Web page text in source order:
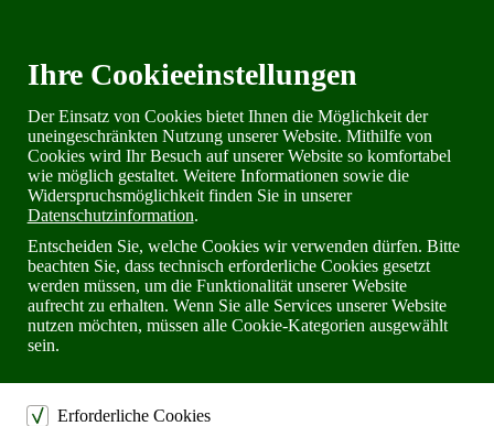
Ihre Cookieeinstellungen
Der Einsatz von Cookies bietet Ihnen die Möglichkeit der
uneingeschränkten Nutzung unserer Website. Mithilfe von
Cookies wird Ihr Besuch auf unserer Website so komfortabel
wie möglich gestaltet. Weitere Informationen sowie die
Widerspruchsmöglichkeit finden Sie in unserer
Datenschutzinformation.
Entscheiden Sie, welche Cookies wir verwenden dürfen. Bitte
beachten Sie, dass technisch erforderliche Cookies gesetzt
werden müssen, um die Funktionalität unserer Website
aufrecht zu erhalten. Wenn Sie alle Services unserer Website
nutzen möchten, müssen alle Cookie-Kategorien ausgewählt
sein.
Erforderliche Cookies
Widerrufsrecht
Warenkorb
Newsletter
Telefon: 02302 28 28 30